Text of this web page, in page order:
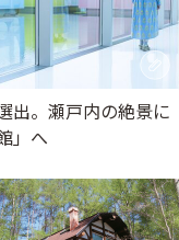
出。瀬戸内の絶景に
」へ